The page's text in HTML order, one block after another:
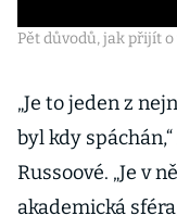
Pět důvodů, jak přijít
„Je to jeden z
byl kdy
Russoové. „Je v
akademická